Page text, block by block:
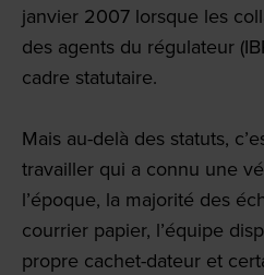
janvier 2007 lorsque les
des agents du régulateur
cadre statutaire.
Mais au-delà des statuts,
travailler qui a connu une
l’époque, la majorité des
courrier papier, l’équipe
propre cachet-dateur et